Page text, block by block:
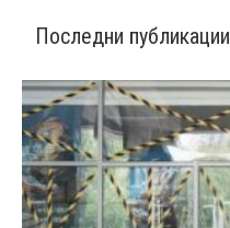
Последни публикации